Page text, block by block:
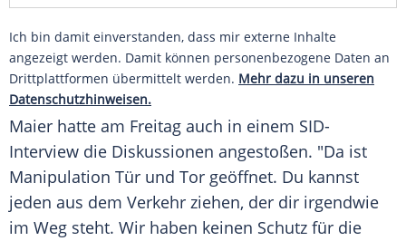
Ich bin damit einverstanden, dass mir externe Inhalte
angezeigt werden. Damit können personenbezogene Daten an
Drittplattformen übermittelt werden. Mehr dazu in unseren
Datenschutzhinweisen.
Maier hatte am Freitag auch in einem SID-
Interview die Diskussionen angestoßen. "Da ist
Manipulation Tür und Tor geöffnet. Du kannst
jeden aus dem Verkehr ziehen, der dir irgendwie
im Weg steht. Wir haben keinen Schutz für die